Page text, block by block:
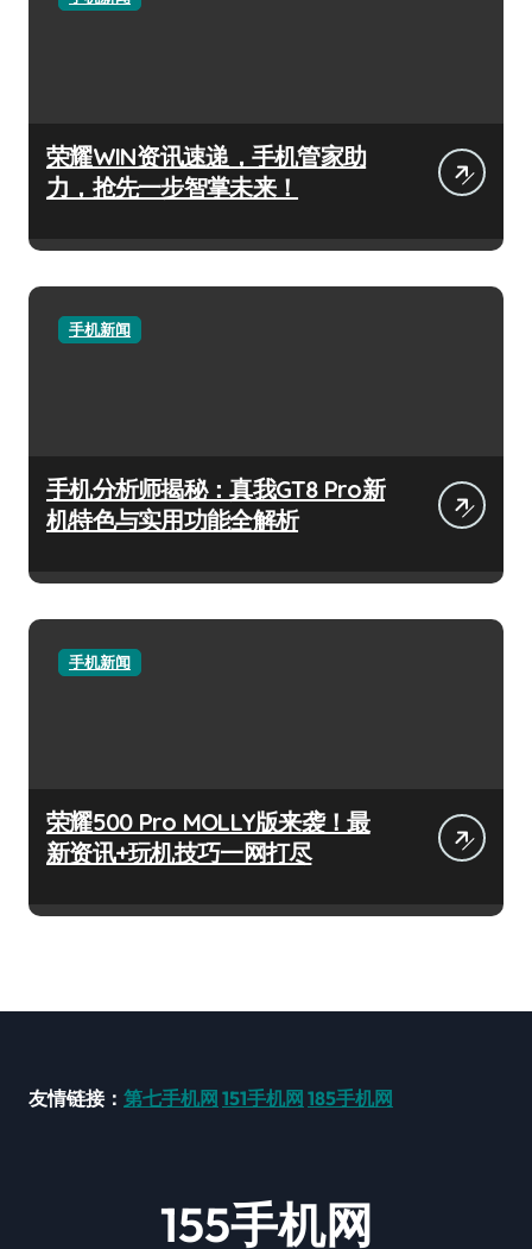
荣耀WIN资讯速递，手机管家助
力，抢先一步智掌未来！
手机新闻
手机分析师揭秘：真我GT8 Pro新
机特色与实用功能全解析
手机新闻
荣耀500 Pro MOLLY版来袭！最
新资讯+玩机技巧一网打尽
友情链接： 第七手机网 151手机网 185手机网
155手机网